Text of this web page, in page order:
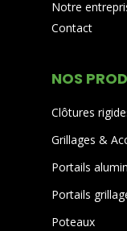
Notre
Contact
NOS
Clôtures
Grillages &
Portails
Portails
Poteaux